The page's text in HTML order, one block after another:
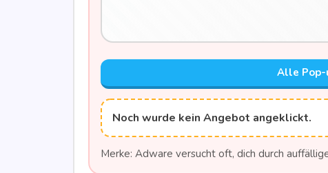
Alle Pop-
Noch wur­de kein Ange­bot angeklickt.
Mer­ke: Adware ver­sucht oft, dich durch